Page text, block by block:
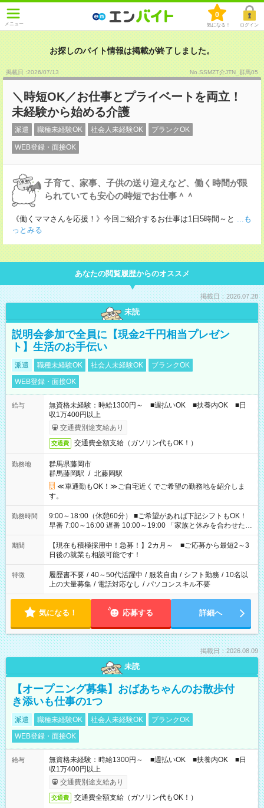
メニュー
0
気になる！ ログイン
お探しのバイト情報は掲載が終了しました。
掲載日 :2026/07/13 No.SSMZT介JTN_群馬05
＼時短OK／お仕事とプライベートを両立！
未経験から始める介護
派遣 職種未経験OK 社会人未経験OK ブランクOK
WEB登録・面接OK
子育て、家事、子供の送り迎えなど、働く時間が限
られていても安心の時短でお仕事＾＾
《働くママさんを応援！》今回ご紹介するお仕事は1日5時間～と ...も
っとみる
あなたの閲覧履歴からのオススメ
掲載日：2026.07.28
未読
説明会参加で全員に【現金2千円相当プレゼン
ト】生活のお手伝い
派遣 職種未経験OK 社会人未経験OK
ブランクOK
WEB登録・面接OK
給与
無資格未経験：時給1300円～ ■週払いOK ■扶養内OK ■日
収1万400円以上
交通費別途支給あり
交通費 交通費全額支給（ガソリン代もOK！）
勤務地
群馬県藤岡市
群馬藤岡駅 / 北藤岡駅
≪車通勤もOK！≫ご自宅近くでご希望の勤務地を紹介しま
す。
勤務時間
9:00～18:00（休憩60分） ■ご希望があれば下記シフトもOK！
早番 7:00～16:00 遅番 10:00～19:00 「家族と休みを合わせた
い」 「余裕を持って夕飯の準備がしたい」 「できれば残業はし
たくない」 など、ご希望を教えてくださいね。 ※Wワーク希望
の方へ 今ご覧のお仕事で希望する勤務時間と、もう1つのお仕事
の勤務時間。 合計で週40時間を超える場合は応募できません。
期間
【現在も積極採用中！急募！】2カ月～ ■ご応募から最短2～3
日後の就業も相談可能です！
特徴 履歴書不要 / 40～50代活躍中 / 服装自由 / シフト勤務 / 10名以
上の大量募集 / 電話対応なし / パソコンスキル不要
気になる！ 応募する 詳細へ
掲載日：2026.08.09
未読
【オープニング募集】おばあちゃんのお散歩付
き添いも仕事の1つ
派遣 職種未経験OK 社会人未経験OK
ブランクOK
WEB登録・面接OK
給与
無資格未経験：時給1300円～ ■週払いOK ■扶養内OK ■日
収1万400円以上
交通費別途支給あり
交通費 交通費全額支給（ガソリン代もOK！）